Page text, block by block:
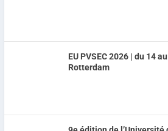
EU PVSEC 2026 | du 14
Rotterdam